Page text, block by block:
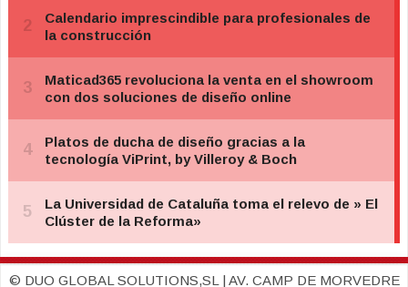
© DUO GLOBAL SOLUTIONS,SL | AV. CAMP DE MORVEDRE